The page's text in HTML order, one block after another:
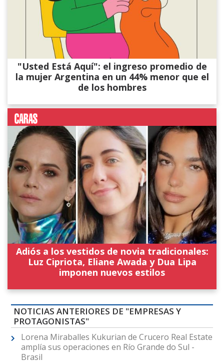
"Usted Está Aquí": el ingreso promedio de
la mujer Argentina en un 44% menor que el
de los hombres
Adiós a los vestidos de novia tradicionales:
Luz Cipriota, Eliane Awada y Dua Lipa
imponen nuevos estilos
NOTICIAS ANTERIORES DE "EMPRESAS Y
PROTAGONISTAS"
Lorena Miraballes Kukurian de Crucero Real Estate
amplía sus operaciones en Río Grande do Sul -
Brasil